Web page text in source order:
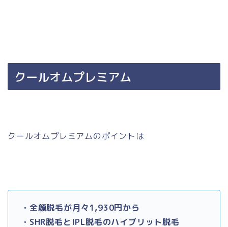
クールオムプレミアム
クールオムプレミアムのポイントは
・全顔脱毛が月々1,930円から
・SHR脱毛とIPL脱毛のハイブリット脱毛